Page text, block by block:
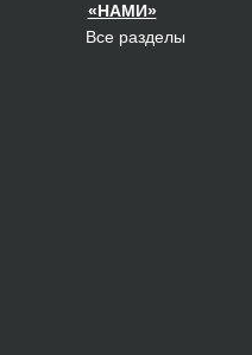
«НАМИ»
Все разделы